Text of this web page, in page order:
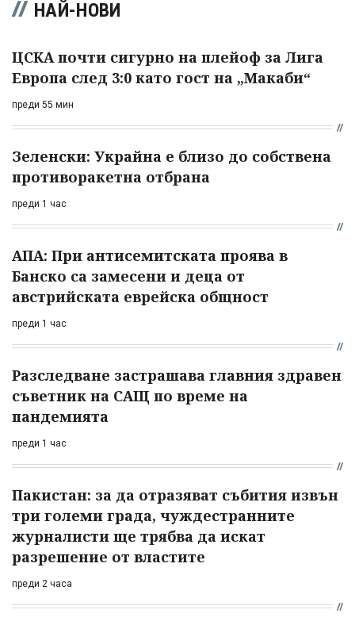
НАЙ-НОВИ
ЦСКА почти сигурно на плейоф за Лига
Европа след 3:0 като гост на „Макаби“
преди 55 мин
Зеленски: Украйна е близо до собствена
противоракетна отбрана
преди 1 час
АПА: При антисемитската проява в
Банско са замесени и деца от
австрийската еврейска общност
преди 1 час
Разследване застрашава главния здравен
съветник на САЩ по време на
пандемията
преди 1 час
Пакистан: за да отразяват събития извън
три големи града, чуждестранните
журналисти ще трябва да искат
разрешение от властите
преди 2 часа